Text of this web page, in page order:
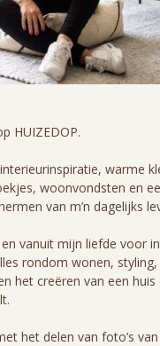
HUIZEDOP.
warme
woonvondsten en
van m’n dagelijks
en vanuit mijn liefde voor
rondom wonen, styling,
het creëren van een
het delen van foto’s van